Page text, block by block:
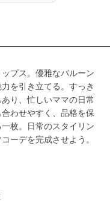
プス。優雅なバルーン
を引き立てる。すっき
り、忙しいママの日常
わせやすく、品格を保
枚。日常のスタイリン
ーデを完成させよう。